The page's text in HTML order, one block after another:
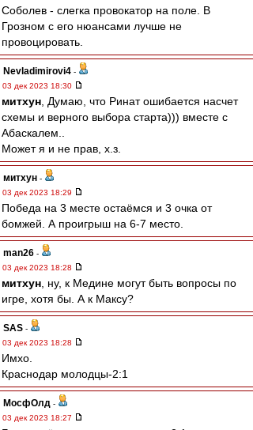
Соболев - слегка провокатор на поле. В
Грозном с его нюансами лучше не
провоцировать.
Nevladimirovi4 -
03 дек 2023 18:30
митхун , Думаю, что Ринат ошибается насчет
схемы и верного выбора старта))) вместе с
Абаскалем..
Может я и не прав, х.з.
митхун -
03 дек 2023 18:29
Победа на 3 месте остаёмся и 3 очка от
бомжей. А проигрыш на 6-7 место.
man26 -
03 дек 2023 18:28
митхун , ну, к Медине могут быть вопросы по
игре, хотя бы. А к Максу?
SAS -
03 дек 2023 18:28
Имхо.
Краснодар молодцы-2:1
МосфОлд -
03 дек 2023 18:27